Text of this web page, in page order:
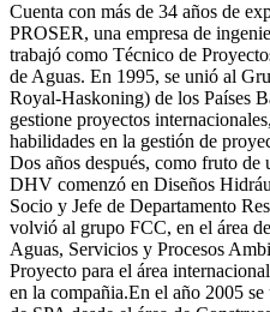
Cuenta con más de 34 años de
PROSER, una empresa de
trabajó como Técnico de
de Aguas. En 1995, se unió al
Royal-Haskoning) de los Países
gestione proyectos
habilidades en la gestión de
Dos años después, como fruto
DHV comenzó en Diseños
Socio y Jefe de Departamento
volvió al grupo FCC, en el área
Aguas, Servicios y Procesos
Proyecto para el área
en la compañia.En el año 2005